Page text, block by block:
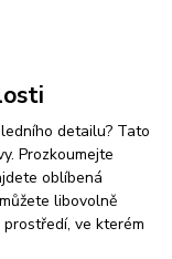
detailu? Tato
Prozkoumejte
oblíbená
libovolně
ve kterém